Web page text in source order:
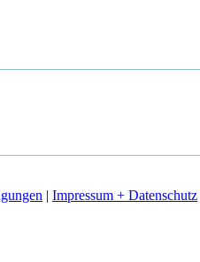
| Impressum + Datenschutz